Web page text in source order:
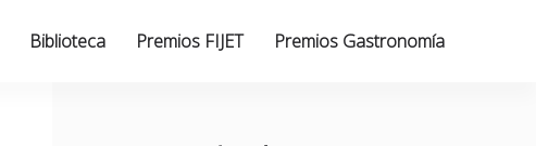
Biblioteca Premios FIJET Premios Gastronomía